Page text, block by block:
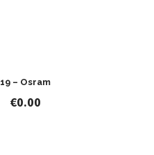
19 – Osram
€0.00